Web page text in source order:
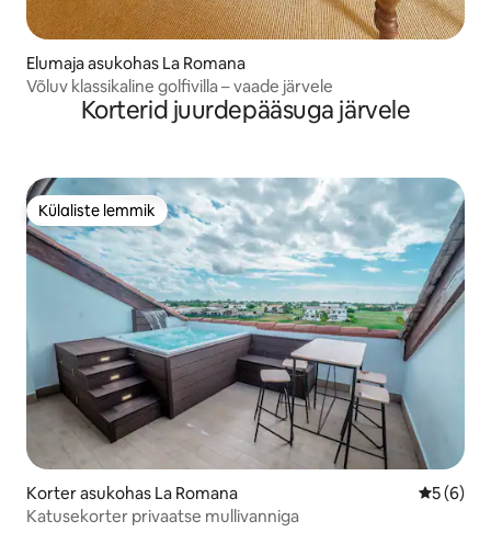
Elumaja asukohas La Romana
Võluv klassikaline golfivilla – vaade järvele
Korterid juurdepääsuga järvele
Külaliste lemmik
Külaliste lemmik
Korter asukohas La Romana
5 (6)
Katusekorter privaatse mullivanniga